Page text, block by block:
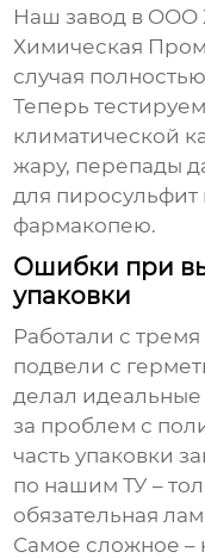
Наш завод в
Химическая
случая
Теперь
климатической
жару, перепады
для пиросульфит
фармакопею.
Ошибки при
упаковки
Работали с
подвели с
делал
за проблем с
часть упаковки
по нашим ТУ –
обязательная
Самое сложное –